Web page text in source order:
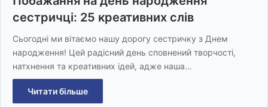
сестричці: 25 креативних слів
Сьогодні ми вітаємо нашу дорогу сестричку з Днем
народження! Цей радісний день сповнений творчості,
натхнення та креативних ідей, адже наша…
Читати більше